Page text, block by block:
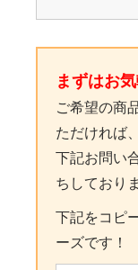
まずはお
ご希望の商
ただければ
下記お問い
ちしており
下記をコピ
ーズです！